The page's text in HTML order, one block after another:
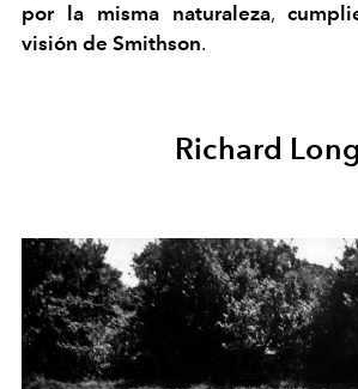
por la misma naturaleza,
visión de Smithson.
Richard Long